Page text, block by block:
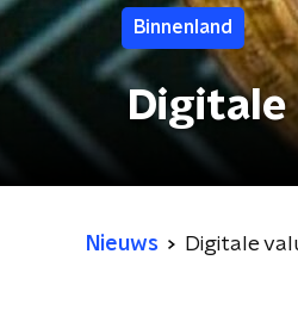
Binnenland
Digitale
Nieuws Digitale